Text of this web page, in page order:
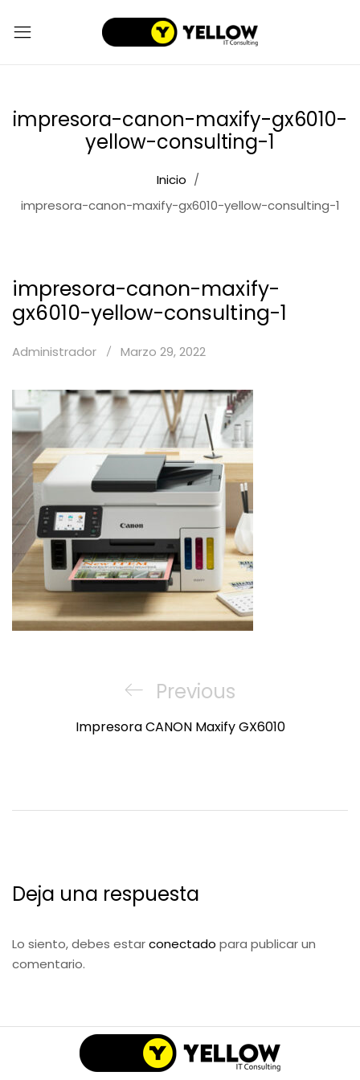
impresora-canon-maxify-gx6010-
yellow-consulting-1
Inicio
impresora-canon-maxify-gx6010-yellow-consulting-1
impresora-canon-maxify-
gx6010-yellow-consulting-1
Administrador Marzo 29, 2022
entradas
Previous
Post
Previous
Impresora CANON Maxify GX6010
Deja una respuesta
Lo siento, debes estarconectado para publicar un
comentario.